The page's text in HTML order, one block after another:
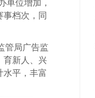
单位增加，
档次，同
管局广告监
育新人、兴
水平，丰富